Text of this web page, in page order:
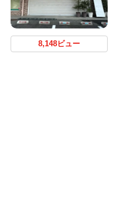
8,148ビュー